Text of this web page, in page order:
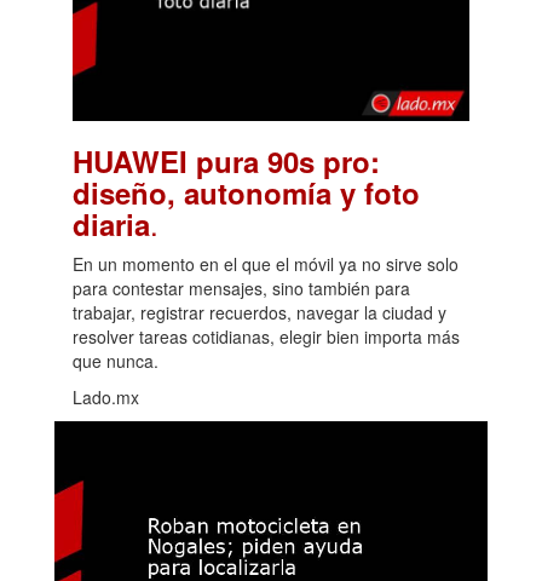
HUAWEI pura 90s pro:
diseño, autonomía y foto
diaria.
En un momento en el que el móvil ya no sirve solo
para contestar mensajes, sino también para
trabajar, registrar recuerdos, navegar la ciudad y
resolver tareas cotidianas, elegir bien importa más
que nunca.
Lado.mx